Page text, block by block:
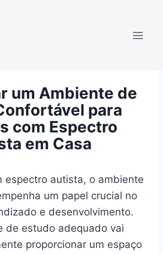
um Ambiente de
para
com Espectro
em Casa
espectro autista, o ambiente
um papel crucial no
e desenvolvimento.
de estudo adequado vai
proporcionar um espaço